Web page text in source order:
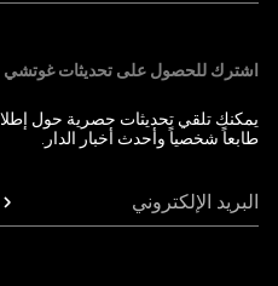
اشترك للحصول على تحديثات غوتشي
يمكنك تلقي تحديثات حصرية حول
طابعاً شخصياً وأحدث أخبار الدار.
البريد الإلكتروني